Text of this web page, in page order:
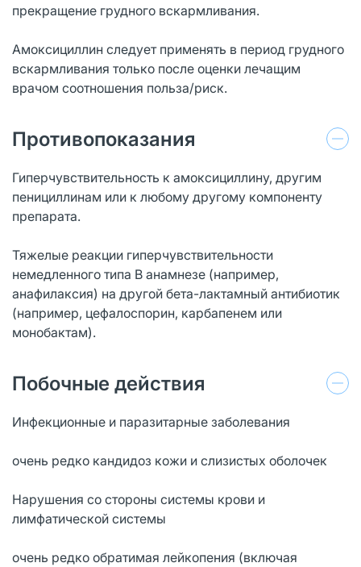
прекращение грудного вскармливания.
Амоксициллин следует применять в период грудного
вскармливания только после оценки лечащим
врачом соотношения польза/риск.
Противопоказания
Гиперчувствительность к амоксициллину, другим
пенициллинам или к любому другому компоненту
препарата.
Тяжелые реакции гиперчувствительности
немедленного типа B анамнезе (например,
анафилаксия) на другой бета-лактамный антибиотик
(например, цефалоспорин, карбапенем или
монобактам).
Побочные действия
Инфекционные и паразитарные заболевания
очень редко кандидоз кожи и слизистых оболочек
Нарушения со стороны системы крови и
лимфатической системы
очень редко обратимая лейкопения (включая